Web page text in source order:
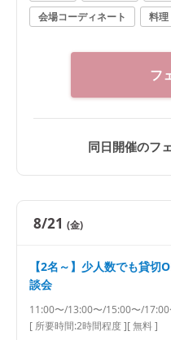
会場コーディネート
料理
フ
同日開催のフ
8/21 (金)
【2名～】少人数でも貸切
談会
11:00〜/13:00〜/15:00〜/
[ 所要時間:2時間程度][ 無料 ]